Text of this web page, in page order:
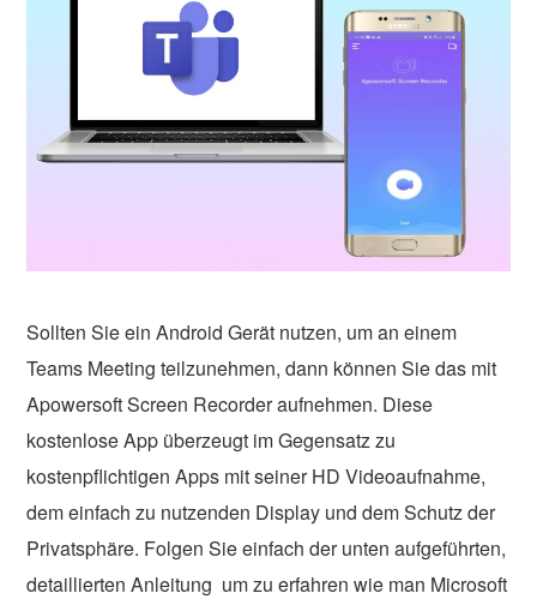
Sollten Sie ein Android Gerät nutzen, um an einem
Teams Meeting teilzunehmen, dann können Sie das mit
Apowersoft Screen Recorder aufnehmen. Diese
kostenlose App überzeugt im Gegensatz zu
kostenpflichtigen Apps mit seiner HD Videoaufnahme,
dem einfach zu nutzenden Display und dem Schutz der
Privatsphäre. Folgen Sie einfach der unten aufgeführten,
detaillierten Anleitung um zu erfahren wie man Microsoft